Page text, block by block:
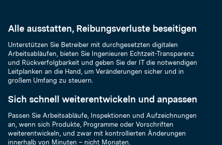
Alle ausstatten, Reibungsverluste beseitigen
Unterstützen Sie Betreiber mit durchgesetzten digitalen
Arbeitsabläufen, bieten Sie Ingenieuren Echtzeit-Transparenz
und Rückverfolgbarkeit und geben Sie der IT die notwendigen
Leitplanken an die Hand, um Veränderungen sicher und in
großem Umfang zu steuern.
Sich schnell weiterentwickeln und anpassen
Passen Sie Arbeitsabläufe, Inspektionen und Aufzeichnungen
an, wenn sich Produkte, Programme oder Vorschriften
weiterentwickeln, und zwar mit kontrollierten Änderungen
innerhalb von Minuten – nicht Monaten.